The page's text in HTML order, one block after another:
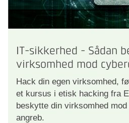
IT-sikkerhed - Sådan
virksomhed mod
Hack din egen virksomhed,
et kursus i etisk hacking fra
beskytte din virksomhed
angreb.